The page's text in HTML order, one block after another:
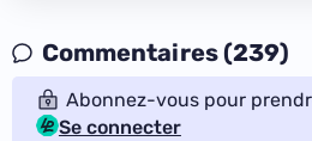
Commentaires (239)
Abonnez-vous pour
Se connecter